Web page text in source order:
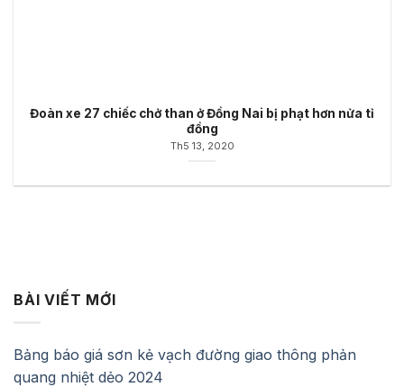
Đoàn xe 27 chiếc chở than ở Đồng Nai bị phạt hơn nửa tỉ
đồng
Th5 13, 2020
BÀI VIẾT MỚI
Bảng báo giá sơn kẻ vạch đường giao thông phản
quang nhiệt dẻo 2024